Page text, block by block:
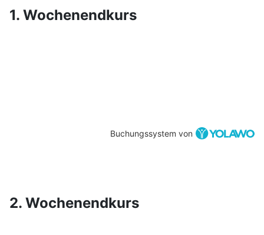
1. Wochenendkurs
Buchungssystem von
2. Wochenendkurs